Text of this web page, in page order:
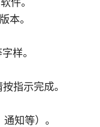
本。
样。
指示完成。
知等）。